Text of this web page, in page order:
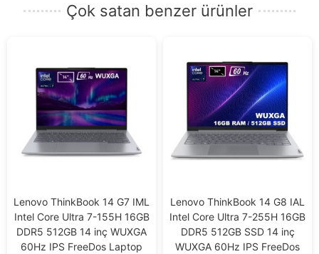
Çok satan benzer ürünler
Lenovo ThinkBook 14 G7 IML
Intel Core Ultra 7-155H 16GB
DDR5 512GB 14 inç WUXGA
60Hz IPS FreeDos Laptop
Lenovo ThinkBook 14 G8 IAL
Intel Core Ultra 7-255H 16GB
DDR5 512GB SSD 14 inç
WUXGA 60Hz IPS FreeDos